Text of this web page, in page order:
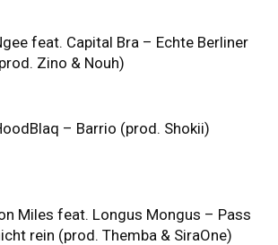
feat. Capital Bra – Echte Berliner
Zino & Nouh)
– Barrio (prod. Shokii)
Miles feat. Longus Mongus – Pass
rein (prod. Themba & SiraOne)